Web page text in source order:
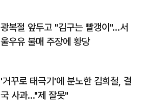
광복절 앞두고 "김구는 빨갱이"…서
울우유 불매 주장에 황당
'거꾸로 태극기'에 분노한 김희철, 결
국 사과…"제 잘못"